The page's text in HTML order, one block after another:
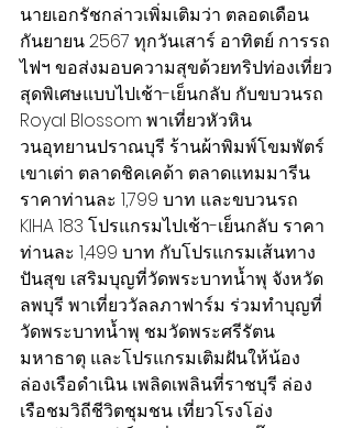
นายเอกรัชกล่าวเพิ่มเติมว่า ตลอดเดือน
กันยายน 2567 ทุกวันเสาร์ อาทิตย์ การรถ
ไฟฯ ขอส่งมอบความสุขด้วยทริปท่องเที่ยว
สุดพิเศษแบบไปเช้า-เย็นกลับ กับขบวนรถ
Royal Blossom พาเที่ยวหัวหิน
วนอุทยานปราณบุรี ร้านผ้าพิมพ์โขมพัตร์
เขาเต่า ตลาดชิคเคด้า ตลาดแทมมารีน
ราคาท่านละ 1,799 บาท และขบวนรถ
KIHA 183 โปรแกรมไปเช้า-เย็นกลับ ราคา
ท่านละ 1,499 บาท กับโปรแกรมเส้นทาง
ปันสุข เสริมบุญที่วัดพระบาทน้ำพุ จังหวัด
ลพบุรี พาเที่ยววัลลภาฟาร์ม ร่วมทำบุญที่
วัดพระบาทน้ำพุ ชมวัดพระศรีรัตน
มหาธาตุ และโปรแกรมเติมฝันให้น้อง
ล่องเรือดำเนิน เพลิดเพลินที่ราชบุรี ล่อง
เรือชมวิถีชีวิตชุมชน เที่ยวโรงโอ่ง